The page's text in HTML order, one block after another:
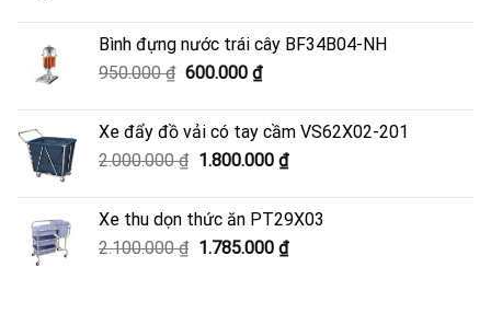
3.700.000 ₫.là:
Bình đựng nước trái cây BF34B04-NH
950.000₫ Giá
950.000 ₫.
600.000 ₫Giá
là:
600.000 ₫.
Xe đẩy đồ vải có tay cầm VS62X02-201
2.000.000₫ Giá
2.000.000 ₫.
1.800.000 ₫Giá
là:
1.800.000 ₫.
Xe thu dọn thức ăn PT29X03
2.100.000₫ Giá
1.785.000 ₫Giá